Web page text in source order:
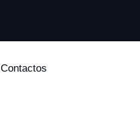
Contactos